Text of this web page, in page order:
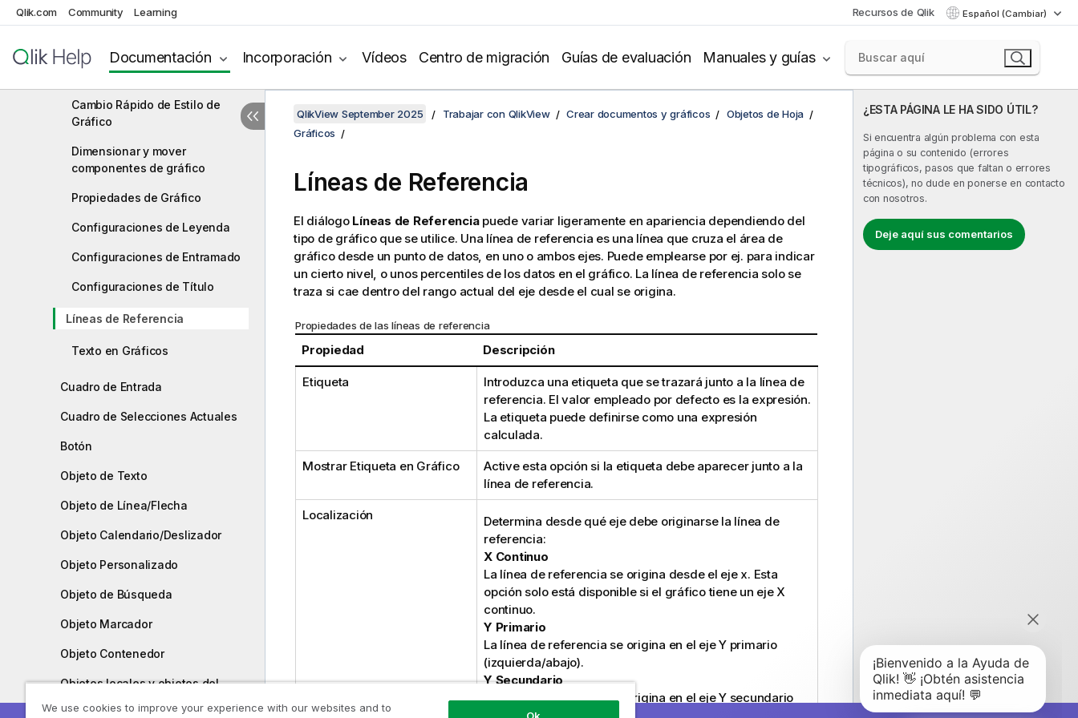
Qlik.com Community Learning Recursos de Qlik Español (Cambiar)
Documentación Incorporación Vídeos Centro de migración Guías de evaluación Manuales y guías
Tipos de Gráficos
Selecciones en gráficos y
Cambio Rápido de Estilo de
Gráfico
Dimensionar y mover
componentes de gráfico
Propiedades de Gráfico
Configuraciones de Leyenda
Configuraciones de Entramado
Configuraciones de Título
Líneas de Referencia
Texto en Gráficos
Cuadro de Entrada
Cuadro de Selecciones Actuales
Botón
Objeto de Texto
Objeto de Línea/Flecha
Objeto Calendario/Deslizador
Objeto Personalizado
Objeto de Búsqueda
Objeto Marcador
Objeto Contenedor
Objetos locales y objetos del
¿ESTA PÁGINA LE HA SIDO ÚTIL?
Si encuentra algún problema con esta
página o su contenido (errores
tipográficos, pasos que faltan o errores
técnicos), no dude en ponerse en contacto
con nosotros.
Deje aquí sus comentarios
QlikView September 2025 Trabajar con QlikView Crear documentos y gráficos
Objetos de Hoja
Gráficos
Líneas de Referencia
El diálogo Líneas de Referenciapuede variar ligeramente en apariencia dependiendo del
tipo de gráfico que se utilice. Una línea de referencia es una línea que cruza el área de
gráfico desde un punto de datos, en uno o ambos ejes. Puede emplearse por ej. para indicar
un cierto nivel, o unos percentiles de los datos en el gráfico. La línea de referencia solo se
traza si cae dentro del rango actual del eje desde el cual se origina.
Propiedades de las líneas de referencia
Propiedad Descripción
Etiqueta
Introduzca una etiqueta que se trazará junto a la línea de
referencia. El valor empleado por defecto es la expresión.
La etiqueta puede definirse como una expresión
calculada.
Mostrar Etiqueta en Gráfico
Active esta opción si la etiqueta debe aparecer junto a la
línea de referencia.
Localización
Determina desde qué eje debe originarse la línea de
referencia:
X Continuo
La línea de referencia se origina desde el eje x. Esta
opción solo está disponible si el gráfico tiene un eje X
continuo.
Y Primario
La línea de referencia se origina en el eje Y primario
(izquierda/abajo).
Y Secundario
La línea de referencia se origina en el eje Y secundario
We use cookies to improve your experience with our websites and to